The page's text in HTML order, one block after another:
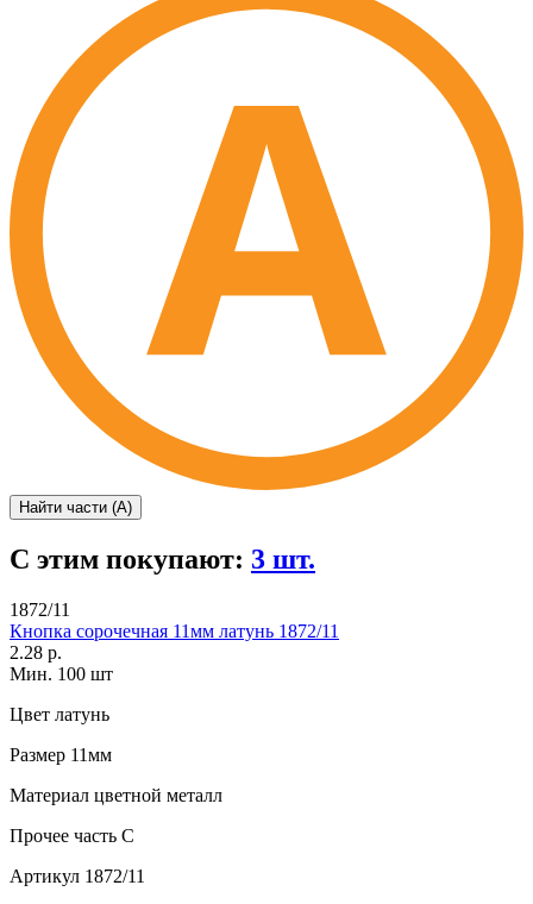
Найти части (А)
С этим покупают: 3 шт.
1872/11
Кнопка сорочечная 11мм латунь 1872/11
2.28 р.
Мин. 100 шт
Цвет латунь
Размер 11мм
Материал цветной металл
Прочее часть С
Артикул 1872/11